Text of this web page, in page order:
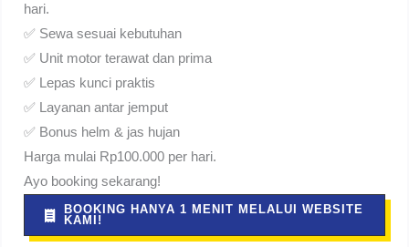
hari.
✅ Sewa sesuai kebutuhan
✅ Unit motor terawat dan prima
✅ Lepas kunci praktis
✅ Layanan antar jemput
✅ Bonus helm & jas hujan
Harga mulai Rp100.000 per hari.
Ayo booking sekarang!
BOOKING HANYA 1 MENIT MELALUI WEBSITE
KAMI!